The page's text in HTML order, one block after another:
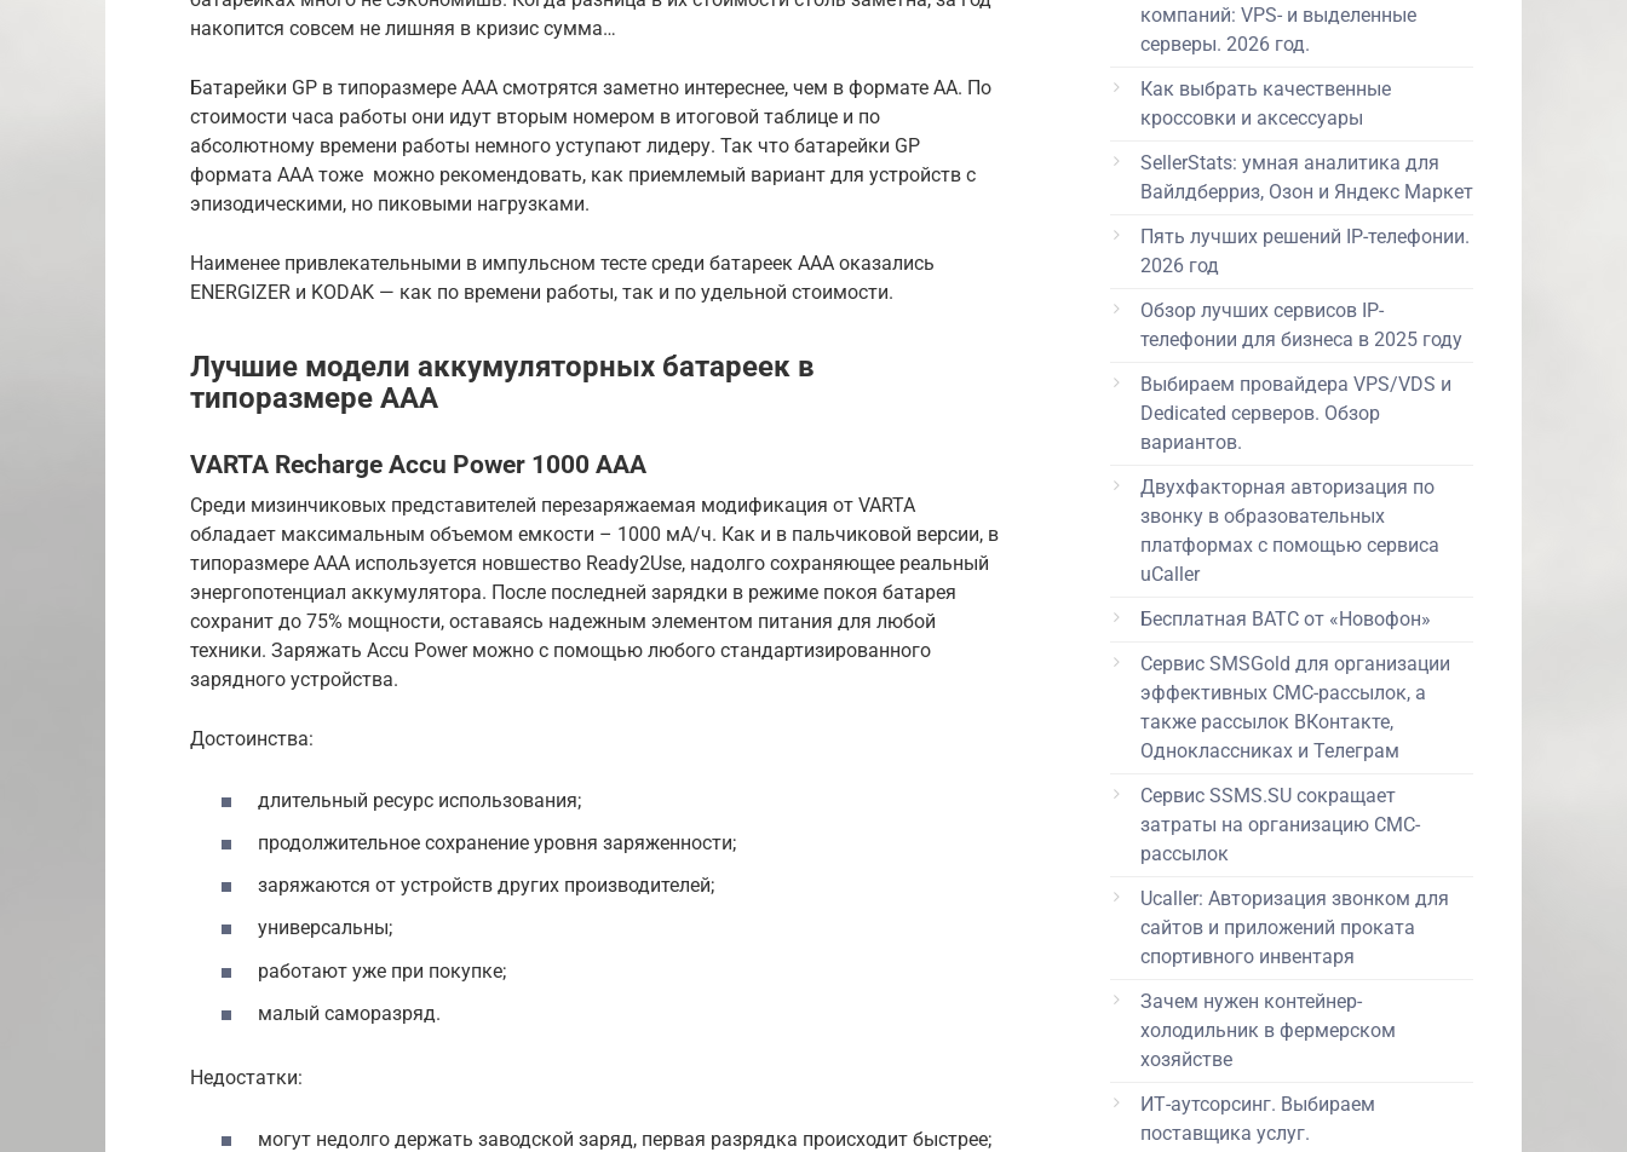
накопится совсем не лишняя в кризис сумма…
Батарейки GP в типоразмере ААА смотрятся заметно интереснее, чем в формате АА. По
стоимости часа работы они идут вторым номером в итоговой таблице и по
абсолютному времени работы немного уступают лидеру. Так что батарейки GP
формата ААА тоже можно рекомендовать, как приемлемый вариант для устройств с
эпизодическими, но пиковыми нагрузками.
Наименее привлекательными в импульсном тесте среди батареек ААА оказались
ENERGIZER и KODAK — как по времени работы, так и по удельной стоимости.
Лучшие модели аккумуляторных батареек в
типоразмере ААА
VARTA Recharge Accu Power 1000 AAA
Среди мизинчиковых представителей перезаряжаемая модификация от VARTA
обладает максимальным объемом емкости – 1000 мА/ч. Как и в пальчиковой версии, в
типоразмере ААА используется новшество Ready2Use, надолго сохраняющее реальный
энергопотенциал аккумулятора. После последней зарядки в режиме покоя батарея
сохранит до 75% мощности, оставаясь надежным элементом питания для любой
техники. Заряжать Accu Power можно с помощью любого стандартизированного
зарядного устройства.
Достоинства:
длительный ресурс использования;
продолжительное сохранение уровня заряженности;
заряжаются от устройств других производителей;
универсальны;
работают уже при покупке;
малый саморазряд.
Недостатки:
могут недолго держать заводской заряд, первая разрядка происходит быстрее;
компаний: VPS- и выделенные
серверы. 2026 год.
Как выбрать качественные
кроссовки и аксессуары
SellerStats: умная аналитика для
Вайлдберриз, Озон и Яндекс Маркет
Пять лучших решений IP-телефонии.
2026 год
Обзор лучших сервисов IP-
телефонии для бизнеса в 2025 году
Выбираем провайдера VPS/VDS и
Dedicated серверов. Обзор
вариантов.
Двухфакторная авторизация по
звонку в образовательных
платформах с помощью сервиса
uCaller
Бесплатная ВАТС от «Новофон»
Сервис SMSGold для организации
эффективных СМС-рассылок, а
также рассылок ВКонтакте,
Одноклассниках и Телеграм
Сервис SSMS.SU сокращает
затраты на организацию СМС-
рассылок
Ucaller: Авторизация звонком для
сайтов и приложений проката
спортивного инвентаря
Зачем нужен контейнер-
холодильник в фермерском
хозяйстве
ИТ-аутсорсинг. Выбираем
поставщика услуг.